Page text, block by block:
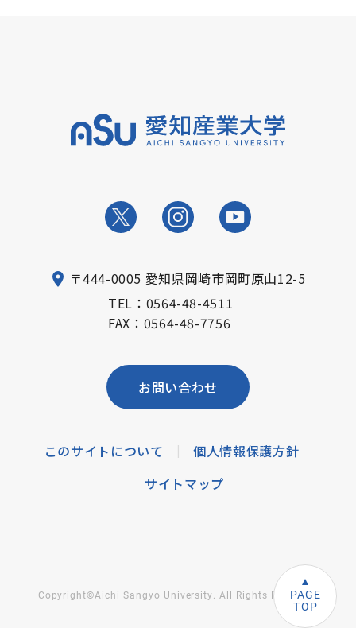
PAGE
TOP
〒444-0005 愛知県岡崎市岡町原山12-5
TEL： 0564-48-4511
FAX：0564-48-7756
お問い合わせ
このサイトについて |
個人情報保護方針
サイトマップ
Copyright©Aichi Sangyo University. All Rights Reserved.